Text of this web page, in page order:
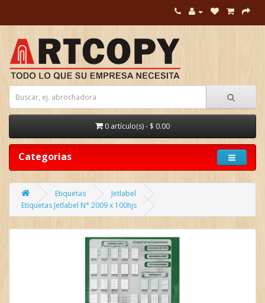
0 artículo(s) - $ 0.00
Categorias
Etiquetas
Jetlabel
Etiquetas Jetlabel N° 2009 x 100hjs